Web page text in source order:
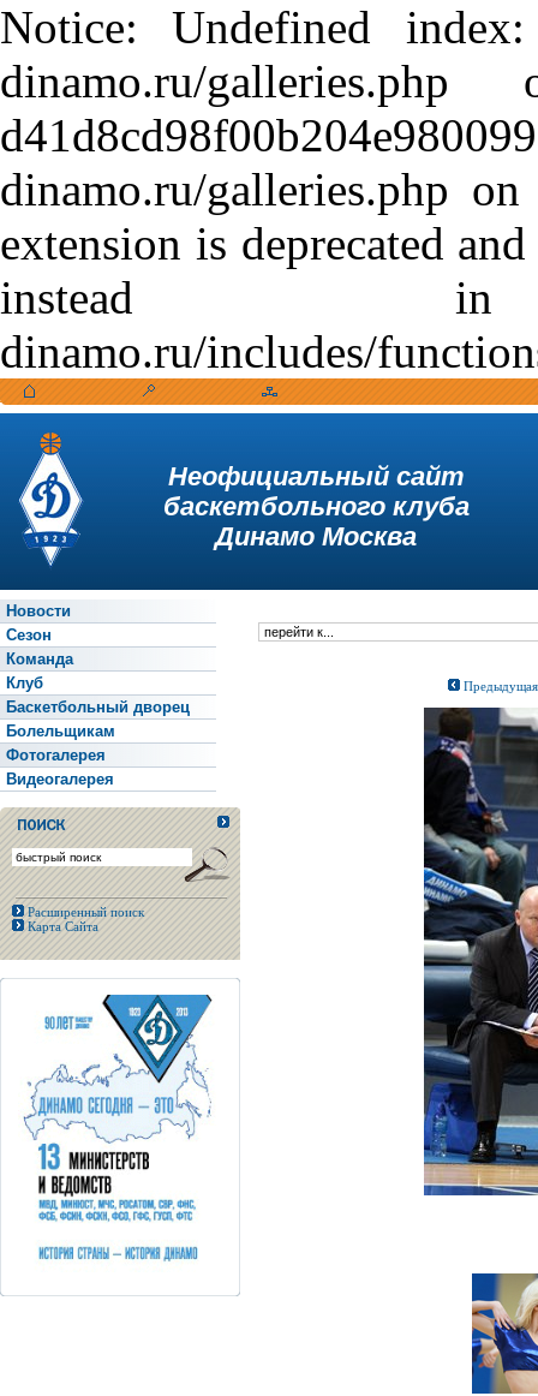
Notice: Undefined
dinamo.ru/
dinamo.ru/galleries.php
extension is deprecated
instead in /var/
dinamo.ru/includes/
Неофициальный сайт
баскетбольного клуба
Динамо Москва
Новости
Сезон
Команда
Клуб
Баскетбольный дворец
Болельщикам
Фотогалерея
Видеогалерея
Расширенный поиск
Карта Сайта
Предыдущая